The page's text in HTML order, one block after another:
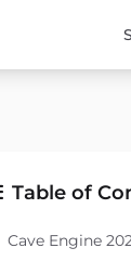
Table of
Cave Engine